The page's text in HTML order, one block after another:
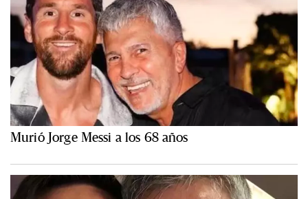
Murió Jorge Messi a los 68 años